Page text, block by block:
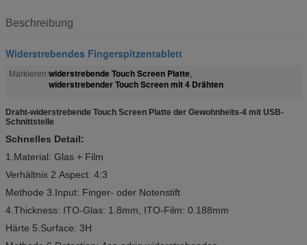
Beschreibung
Widerstrebendes Fingerspitzentablett
Markieren:widerstrebende Touch Screen Platte,
widerstrebender Touch Screen mit 4 Drähten
Draht-widerstrebende Touch Screen Platte der Gewohnheits-4 mit USB-
Schnittstelle
Schnelles Detail:
1.Material: Glas + Film
Verhältnis 2.Aspect: 4:3
Methode 3.Input: Finger- oder Notenstift
4.Thickness: ITO-Glas: 1.8mm, ITO-Film: 0.188mm
Härte 5.Surface: 3H